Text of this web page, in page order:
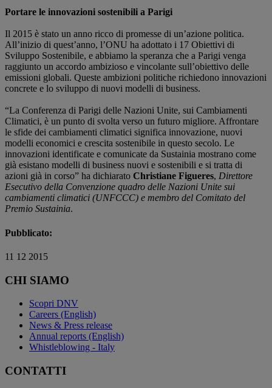
Portare le innovazioni sostenibili a Parigi
Il 2015 è stato un anno ricco di promesse di un’azione politica.
All’inizio di quest’anno, l’ONU ha adottato i 17 Obiettivi di
Sviluppo Sostenibile, e abbiamo la speranza che a Parigi venga
raggiunto un accordo ambizioso e vincolante sull’obiettivo delle
emissioni globali. Queste ambizioni politiche richiedono innovazioni
concrete e lo sviluppo di nuovi modelli di business.
“La Conferenza di Parigi delle Nazioni Unite, sui Cambiamenti
Climatici, è un punto di svolta verso un futuro migliore. Affrontare
le sfide dei cambiamenti climatici significa innovazione, nuovi
modelli economici e crescita sostenibile in questo secolo. Le
innovazioni identificate e comunicate da Sustainia mostrano come
già esistano modelli di business nuovi e sostenibili e si tratta di
azioni già in corso” ha dichiarato Christiane Figueres, Direttore
Esecutivo della Convenzione quadro delle Nazioni Unite sui
cambiamenti climatici (UNFCCC) e membro del Comitato del
Premio Sustainia.
Pubblicato:
11 12 2015
CHI SIAMO
Scopri DNV
Careers (English)
News & Press release
Annual reports (English)
Whistleblowing - Italy
CONTATTI